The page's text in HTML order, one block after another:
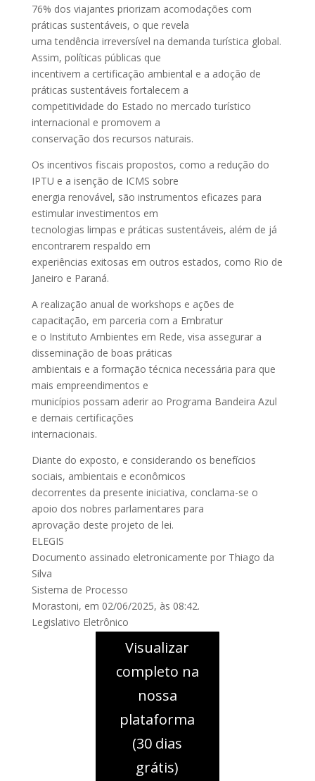
76% dos viajantes priorizam acomodações com
práticas sustentáveis, o que revela
uma tendência irreversível na demanda turística global.
Assim, políticas públicas que
incentivem a certificação ambiental e a adoção de
práticas sustentáveis fortalecem a
competitividade do Estado no mercado turístico
internacional e promovem a
conservação dos recursos naturais.
Os incentivos fiscais propostos, como a redução do
IPTU e a isenção de ICMS sobre
energia renovável, são instrumentos eficazes para
estimular investimentos em
tecnologias limpas e práticas sustentáveis, além de já
encontrarem respaldo em
experiências exitosas em outros estados, como Rio de
Janeiro e Paraná.
A realização anual de workshops e ações de
capacitação, em parceria com a Embratur
e o Instituto Ambientes em Rede, visa assegurar a
disseminação de boas práticas
ambientais e a formação técnica necessária para que
mais empreendimentos e
municípios possam aderir ao Programa Bandeira Azul
e demais certificações
internacionais.
Diante do exposto, e considerando os benefícios
sociais, ambientais e econômicos
decorrentes da presente iniciativa, conclama-se o
apoio dos nobres parlamentares para
aprovação deste projeto de lei.
ELEGIS
Documento assinado eletronicamente por Thiago da
Silva
Sistema de Processo
Morastoni, em 02/06/2025, às 08:42.
Legislativo Eletrônico
Visualizar
completo na
nossa
plataforma
(30 dias
grátis)